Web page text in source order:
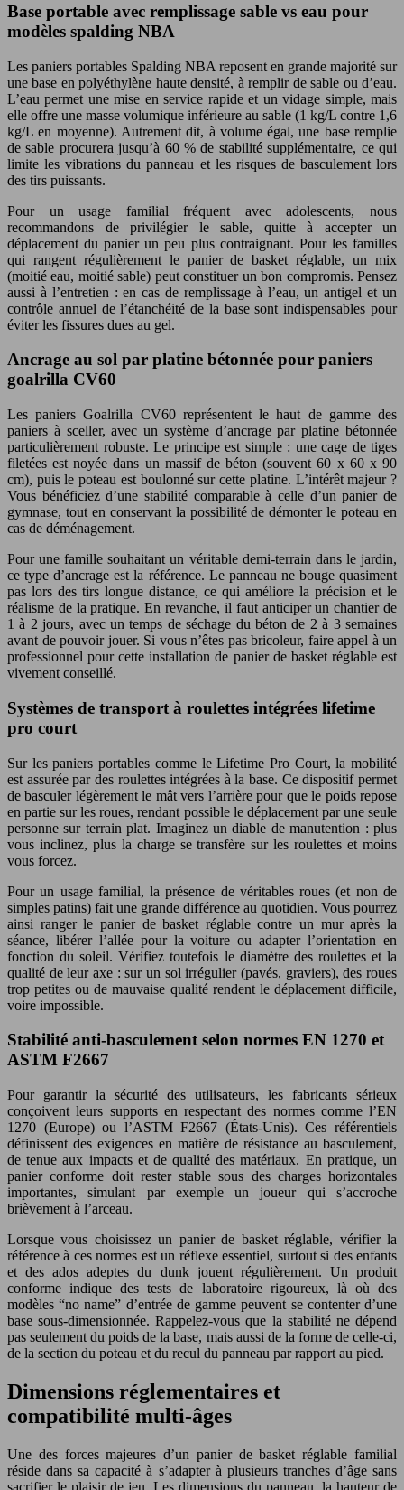
Base portable avec remplissage sable vs eau pour
modèles spalding NBA
Les paniers portables Spalding NBA reposent en grande majorité sur
une base en polyéthylène haute densité, à remplir de sable ou d’eau.
L’eau permet une mise en service rapide et un vidage simple, mais
elle offre une masse volumique inférieure au sable (1 kg/L contre 1,6
kg/L en moyenne). Autrement dit, à volume égal, une base remplie
de sable procurera jusqu’à 60 % de stabilité supplémentaire, ce qui
limite les vibrations du panneau et les risques de basculement lors
des tirs puissants.
Pour un usage familial fréquent avec adolescents, nous
recommandons de privilégier le sable, quitte à accepter un
déplacement du panier un peu plus contraignant. Pour les familles
qui rangent régulièrement le panier de basket réglable, un mix
(moitié eau, moitié sable) peut constituer un bon compromis. Pensez
aussi à l’entretien : en cas de remplissage à l’eau, un antigel et un
contrôle annuel de l’étanchéité de la base sont indispensables pour
éviter les fissures dues au gel.
Ancrage au sol par platine bétonnée pour paniers
goalrilla CV60
Les paniers Goalrilla CV60 représentent le haut de gamme des
paniers à sceller, avec un système d’ancrage par platine bétonnée
particulièrement robuste. Le principe est simple : une cage de tiges
filetées est noyée dans un massif de béton (souvent 60 x 60 x 90
cm), puis le poteau est boulonné sur cette platine. L’intérêt majeur ?
Vous bénéficiez d’une stabilité comparable à celle d’un panier de
gymnase, tout en conservant la possibilité de démonter le poteau en
cas de déménagement.
Pour une famille souhaitant un véritable demi-terrain dans le jardin,
ce type d’ancrage est la référence. Le panneau ne bouge quasiment
pas lors des tirs longue distance, ce qui améliore la précision et le
réalisme de la pratique. En revanche, il faut anticiper un chantier de
1 à 2 jours, avec un temps de séchage du béton de 2 à 3 semaines
avant de pouvoir jouer. Si vous n’êtes pas bricoleur, faire appel à un
professionnel pour cette installation de panier de basket réglable est
vivement conseillé.
Systèmes de transport à roulettes intégrées lifetime
pro court
Sur les paniers portables comme le Lifetime Pro Court, la mobilité
est assurée par des roulettes intégrées à la base. Ce dispositif permet
de basculer légèrement le mât vers l’arrière pour que le poids repose
en partie sur les roues, rendant possible le déplacement par une seule
personne sur terrain plat. Imaginez un diable de manutention : plus
vous inclinez, plus la charge se transfère sur les roulettes et moins
vous forcez.
Pour un usage familial, la présence de véritables roues (et non de
simples patins) fait une grande différence au quotidien. Vous pourrez
ainsi ranger le panier de basket réglable contre un mur après la
séance, libérer l’allée pour la voiture ou adapter l’orientation en
fonction du soleil. Vérifiez toutefois le diamètre des roulettes et la
qualité de leur axe : sur un sol irrégulier (pavés, graviers), des roues
trop petites ou de mauvaise qualité rendent le déplacement difficile,
voire impossible.
Stabilité anti-basculement selon normes EN 1270 et
ASTM F2667
Pour garantir la sécurité des utilisateurs, les fabricants sérieux
conçoivent leurs supports en respectant des normes comme l’EN
1270 (Europe) ou l’ASTM F2667 (États-Unis). Ces référentiels
définissent des exigences en matière de résistance au basculement,
de tenue aux impacts et de qualité des matériaux. En pratique, un
panier conforme doit rester stable sous des charges horizontales
importantes, simulant par exemple un joueur qui s’accroche
brièvement à l’arceau.
Lorsque vous choisissez un panier de basket réglable, vérifier la
référence à ces normes est un réflexe essentiel, surtout si des enfants
et des ados adeptes du dunk jouent régulièrement. Un produit
conforme indique des tests de laboratoire rigoureux, là où des
modèles “no name” d’entrée de gamme peuvent se contenter d’une
base sous-dimensionnée. Rappelez-vous que la stabilité ne dépend
pas seulement du poids de la base, mais aussi de la forme de celle-ci,
de la section du poteau et du recul du panneau par rapport au pied.
Dimensions réglementaires et
compatibilité multi-âges
Une des forces majeures d’un panier de basket réglable familial
réside dans sa capacité à s’adapter à plusieurs tranches d’âge sans
sacrifier le plaisir de jeu. Les dimensions du panneau, la hauteur de